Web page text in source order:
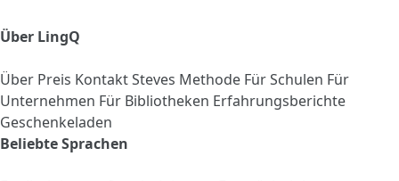
Über LingQ
Über Preis KontaktSteves Methode Für Schulen Für
Unternehmen Für Bibliotheken Erfahrungsberichte
Geschenkeladen
Beliebte Sprachen